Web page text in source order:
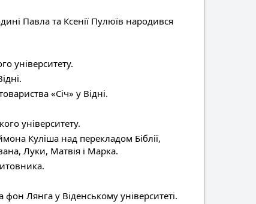
Павла та Ксенії Пулюїв народився
університету.
«Січ» у Відні.
університету.
Куліша над перекладом Біблії,
Луки, Матвія і Марка.
Лянга у Віденському університеті.